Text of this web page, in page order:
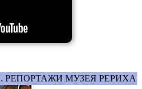
РЕПОРТАЖИ МУЗЕЯ РЕРИХА